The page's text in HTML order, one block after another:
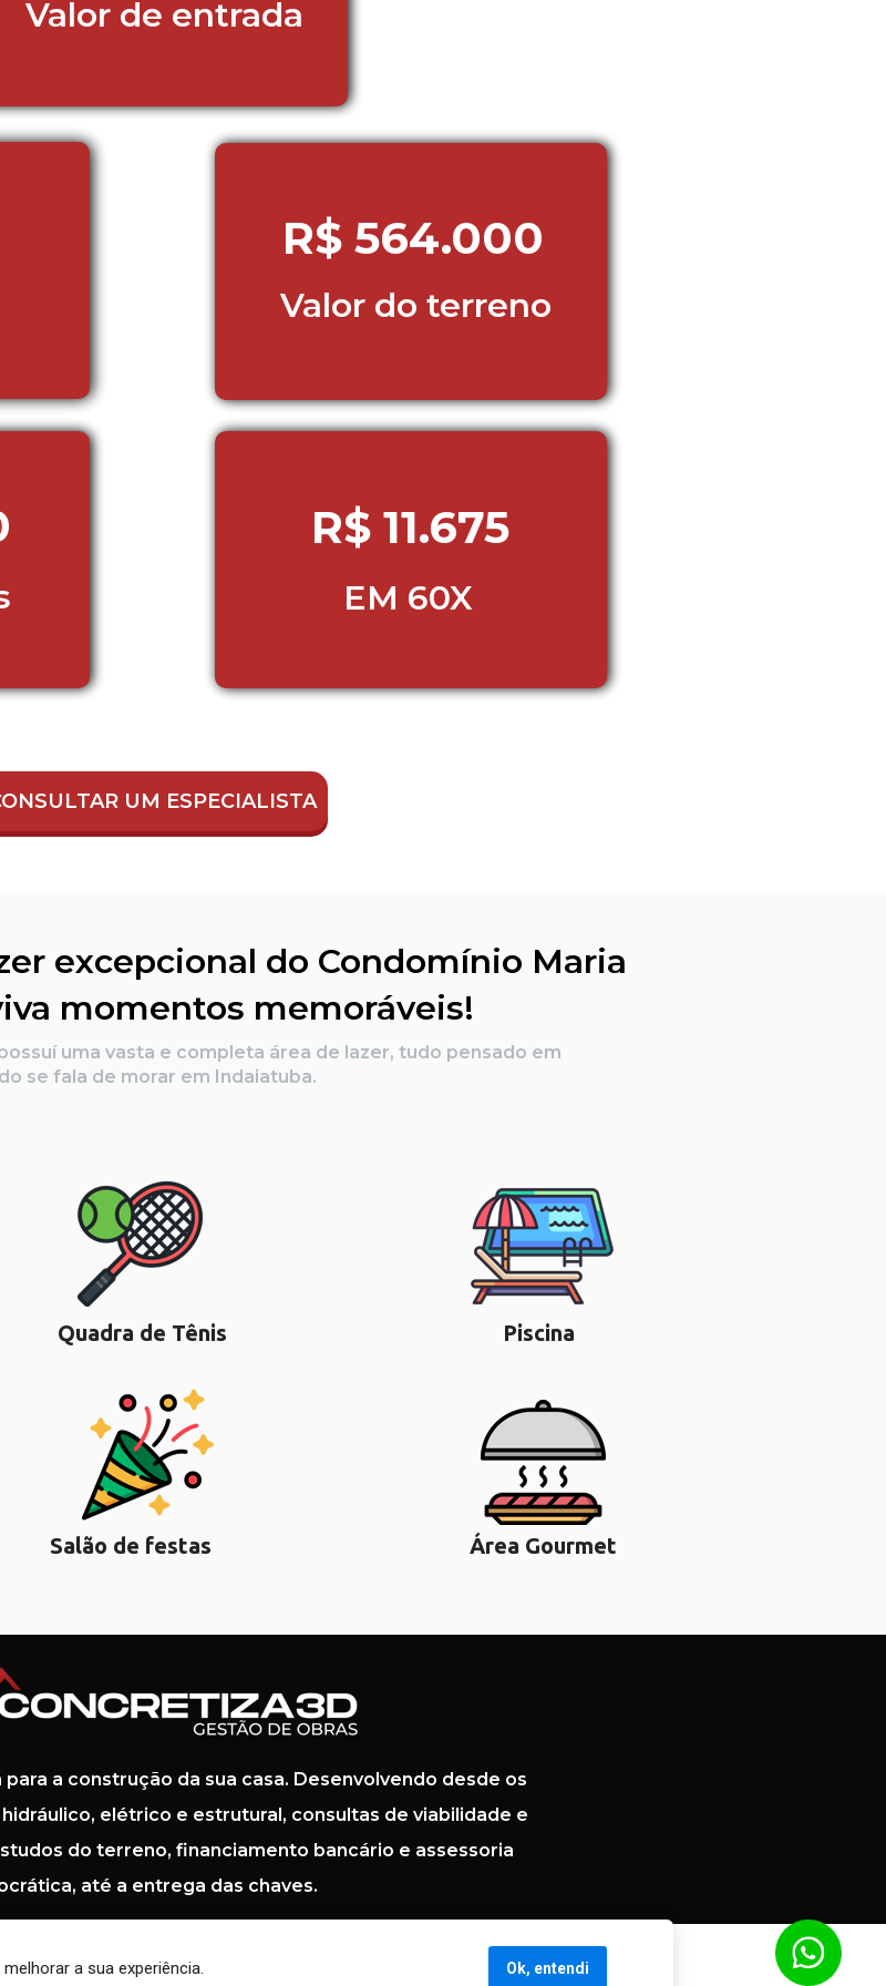
R$ 564.000
Valor do terreno
R$ 11.675
EM 60X
Valor de entrada
UM ESPECIALISTA
excepcional do Condomínio Maria
momentos memoráveis!
se fala de morar em Indaiatuba.
Quadra de Tênis Piscina
Salão de festas Área Gourmet
a construção da sua casa. Desenvolvendo desde os
elétrico e estrutural, consultas de viabilidade e
do terreno, financiamento bancário e assessoria
até a entrega das chaves.
© Marketing Grupo
a sua experiência. Ok, entendi